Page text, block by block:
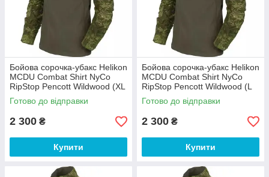
Бойова сорочка-убакс Helikon
MCDU Combat Shirt NyCo
RipStop Pencott Wildwood (XL
— розмір)
Готово до відправки
2 300 ₴
Купити
Бойова сорочка-убакс Helikon
MCDU Combat Shirt NyCo
RipStop Pencott Wildwood (L
— розмір)
Готово до відправки
2 300 ₴
Купити